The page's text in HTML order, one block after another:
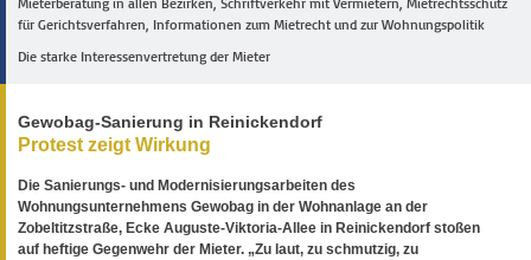
für Gerichtsverfahren, Informationen zum Mietrecht und zur Wohnungspolitik
Die starke Interessenvertretung der Mieter
Gewobag-Sanierung in Reinickendorf
Protest zeigt Wirkung
Die Sanierungs- und Modernisierungsarbeiten des
Wohnungsunternehmens Gewobag in der Wohnanlage an der
Zobeltitzstraße, Ecke Auguste-Viktoria-Allee in Reinickendorf stoßen
auf heftige Gegenwehr der Mieter. „Zu laut, zu schmutzig, zu